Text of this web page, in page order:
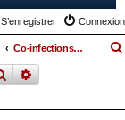
Connexion
S’enregistrer
Co-infections et Rickettsias
rechercher
recherche